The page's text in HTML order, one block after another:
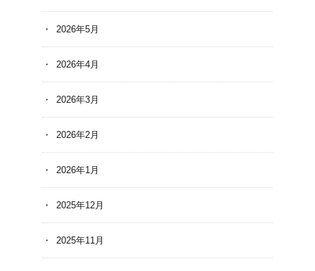
2026年5月
2026年4月
2026年3月
2026年2月
2026年1月
2025年12月
2025年11月